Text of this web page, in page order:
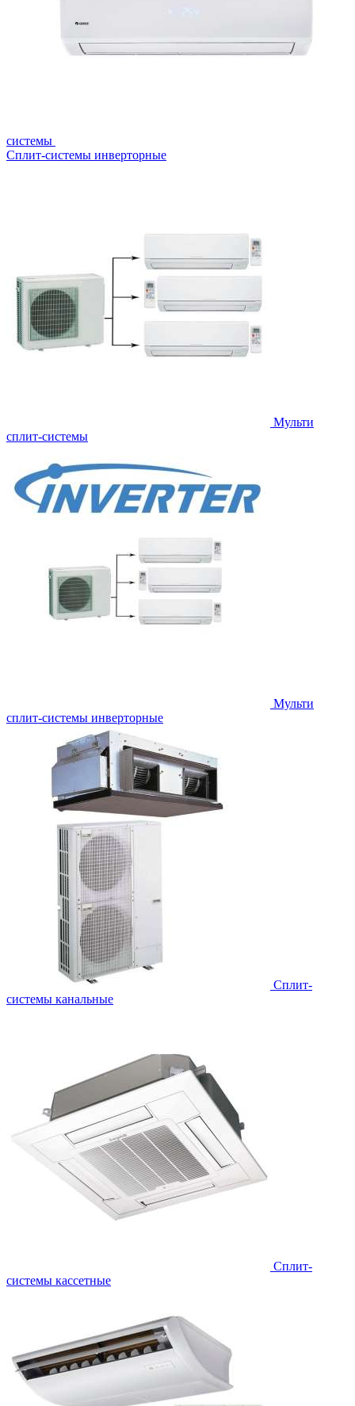
системы
Сплит-системы инверторные
Мульти
сплит-системы
Мульти
сплит-системы инверторные
Сплит-
системы канальные
Сплит-
системы кассетные